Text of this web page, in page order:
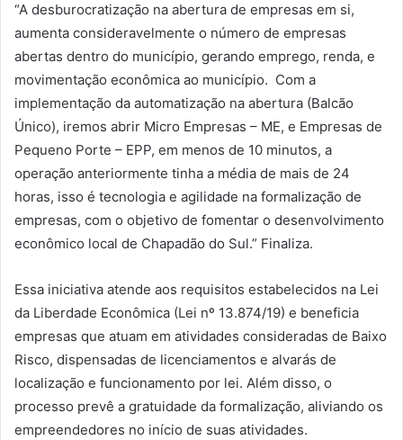
“A desburocratização na abertura de empresas em si,
aumenta consideravelmente o número de empresas
abertas dentro do município, gerando emprego, renda, e
movimentação econômica ao município. Com a
implementação da automatização na abertura (Balcão
Único), iremos abrir Micro Empresas – ME, e Empresas de
Pequeno Porte – EPP, em menos de 10 minutos, a
operação anteriormente tinha a média de mais de 24
horas, isso é tecnologia e agilidade na formalização de
empresas, com o objetivo de fomentar o desenvolvimento
econômico local de Chapadão do Sul.” Finaliza.
Essa iniciativa atende aos requisitos estabelecidos na Lei
da Liberdade Econômica (Lei nº 13.874/19) e beneficia
empresas que atuam em atividades consideradas de Baixo
Risco, dispensadas de licenciamentos e alvarás de
localização e funcionamento por lei. Além disso, o
processo prevê a gratuidade da formalização, aliviando os
empreendedores no início de suas atividades.